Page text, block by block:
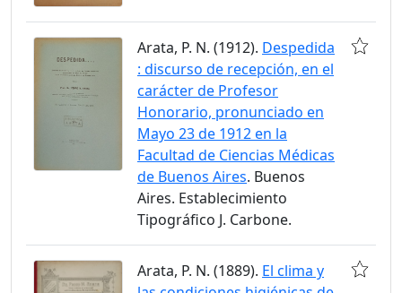
Arata, P. N. (1912). Despedida
: discurso de recepción, en el
carácter de Profesor
Honorario, pronunciado en
Mayo 23 de 1912 en la
Facultad de Ciencias Médicas
de Buenos Aires. Buenos
Aires. Establecimiento
Tipográfico J. Carbone.
Arata, P. N. (1889). El clima y